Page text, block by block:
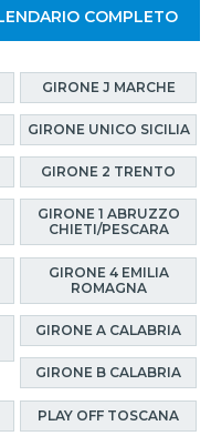
COMPLETO
GIRONE J MARCHE
GIRONE UNICO SICILIA
GIRONE 2 TRENTO
GIRONE 1 ABRUZZO
CHIETI/PESCARA
GIRONE 4 EMILIA
ROMAGNA
GIRONE A CALABRIA
GIRONE B CALABRIA
PLAY OFF TOSCANA